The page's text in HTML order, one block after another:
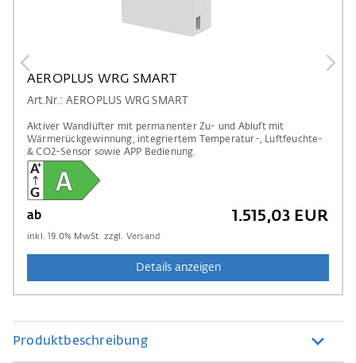
AEROPLUS WRG SMART
Art.Nr.: AEROPLUS WRG SMART
Aktiver Wandlüfter mit permanenter Zu- und Abluft mit
Wärmerückgewinnung, integriertem Temperatur-, Luftfeuchte-
& CO2-Sensor sowie APP Bedienung.
ab 1.515,03 EUR
inkl.19.0% MwSt. zzgl. Versand
Details anzeigen
Produktbeschreibung